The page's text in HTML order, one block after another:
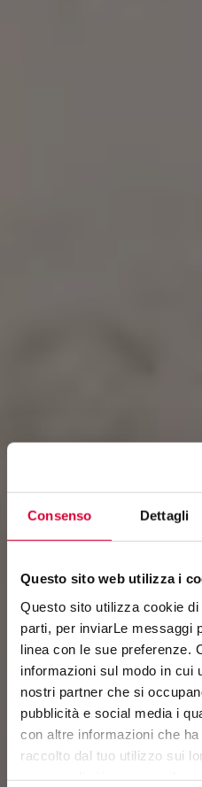
Consenso Dettagli
Questo sito web utilizza i
Questo sito utilizza cookie
parti, per inviarLe messaggi
linea con le sue preferenze.
informazioni sul modo in cui
nostri partner che si
pubblicità e social media i
con altre informazioni che
raccolto dal tuo utilizzo sui
Noble